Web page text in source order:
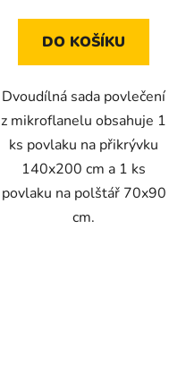
DO KOŠÍKU
Dvoudílná sada povlečení
z mikroflanelu obsahuje 1
ks povlaku na přikrývku
140x200 cm a 1 ks
povlaku na polštář 70x90
cm.